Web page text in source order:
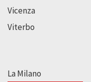
Vicenza
Viterbo
La Milano